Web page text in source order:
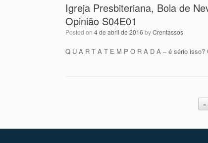
Igreja Presbiteriana, Bola de
Opinião S04E01
Posted on 4 de abril de 2016 byCrentassos
Q U A R T A T E M P O R A D A – é sério
«